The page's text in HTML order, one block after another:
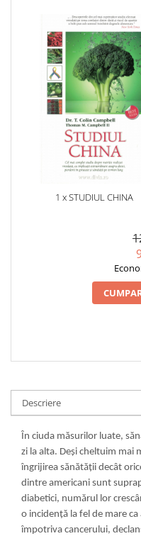
1 x STUDIUL CHINA
Descriere
În ciuda măsurilor luate,
zi la alta. Deşi cheltuim mai
îngrijirea sănătăţii decât
dintre americani sunt
diabetici, numărul lor
o incidenţă la fel de mare
împotriva cancerului,